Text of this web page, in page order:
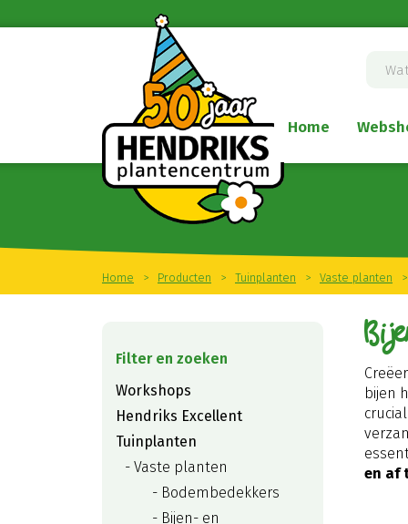
naar
Home > Producten > Tuinplanten > Vaste planten >
Home
bijen
en af
Workshops
Hendriks Excellent
Tuinplanten
Vaste planten
Bodembedekkers
Bijen- en